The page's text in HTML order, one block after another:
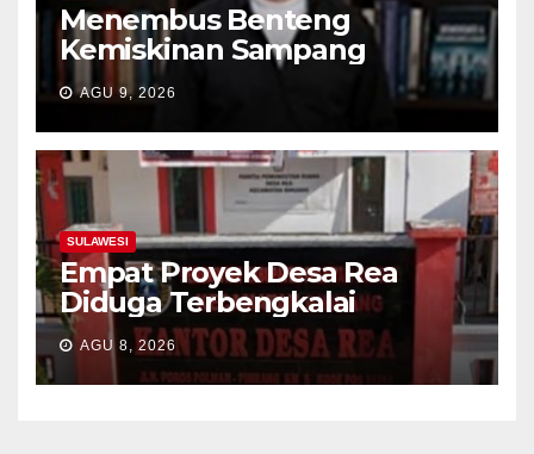
Menembus Benteng
Kemiskinan Sampang
AGU 9, 2026
SULAWESI
Empat Proyek Desa Rea
Diduga Terbengkalai
AGU 8, 2026